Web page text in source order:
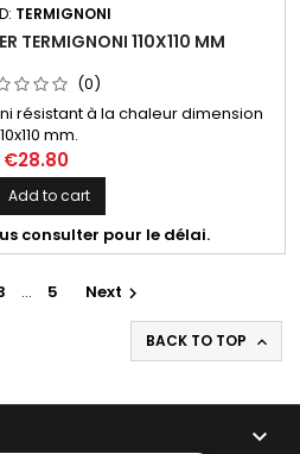
TERMIGNONI
TERMIGNONI 110X110 MM
(0)
résistant à la chaleur dimension
mm.
€28.80
Add to cart
consulter pour le délai.
… 5 Next 
BACK TO TOP 
